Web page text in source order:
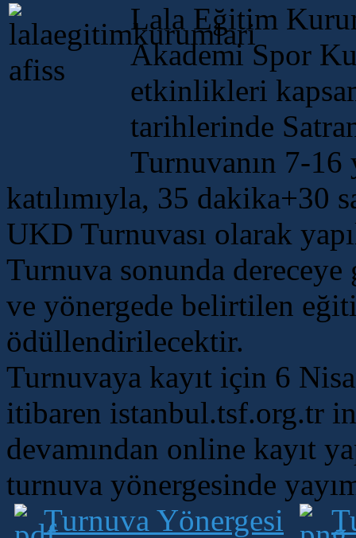
Lala Eğitim
Akademi Spor
etkinlikleri
tarihlerinde
Turnuvanın 7-16
katılımıyla, 35 dakika+30
UKD Turnuvası olarak
Turnuva sonunda
ve yönergede belirtilen
ödüllendirilecektir.
Turnuvaya kayıt için 6
itibaren istanbul.tsf.org.tr
devamından online kayıt
turnuva yönergesinde
Turnuva Yönergesi